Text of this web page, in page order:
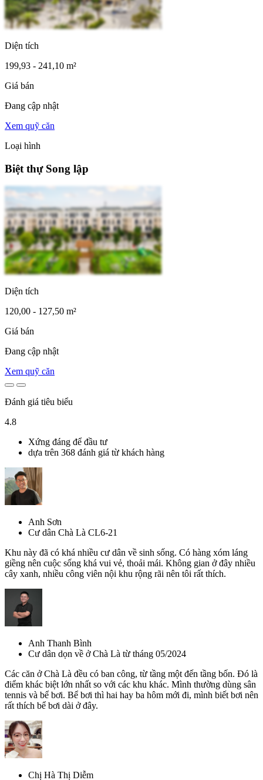
Diện tích
199,93 - 241,10 m²
Giá bán
Đang cập nhật
Xem quỹ căn
Loại hình
Biệt thự Song lập
Diện tích
120,00 - 127,50 m²
Giá bán
Đang cập nhật
Xem quỹ căn
Đánh giá tiêu biểu
4.8
Xứng đáng để đầu tư
dựa trên 368 đánh giá từ khách hàng
Anh Sơn
Cư dân Chà Là CL6-21
Khu này đã có khá nhiều cư dân về sinh sống. Có hàng xóm láng
giềng nên cuộc sống khá vui vẻ, thoải mái. Không gian ở đây nhiều
cây xanh, nhiều công viên nội khu rộng rãi nên tôi rất thích.
Anh Thanh Bình
Cư dân dọn về ở Chà Là từ tháng 05/2024
Các căn ở Chà Là đều có ban công, từ tầng một đến tầng bốn. Đó là
điểm khác biệt lớn nhất so với các khu khác. Mình thường dùng sân
tennis và bể bơi. Bể bơi thì hai hay ba hôm mới đi, mình biết bơi nên
rất thích bể bơi dài ở đây.
Chị Hà Thị Diễm